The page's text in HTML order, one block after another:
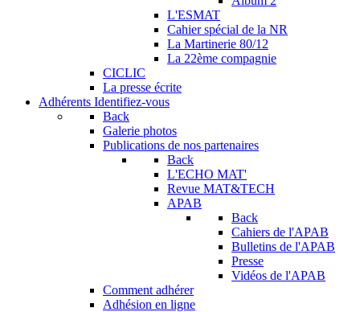
L'ESMAT
Cahier spécial de la NR
La Martinerie 80/12
La 22ème compagnie
CICLIC
La presse écrite
Adhérents Identifiez-vous
Back
Galerie photos
Publications de nos partenaires
Back
L'ECHO MAT'
Revue MAT&TECH
APAB
Back
Cahiers de l'APAB
Bulletins de l'APAB
Presse
Vidéos de l'APAB
Comment adhérer
Adhésion en ligne